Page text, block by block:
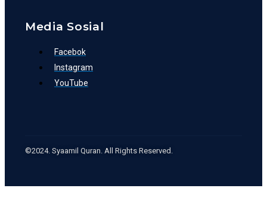
Media Sosial
Facebok
Instagram
YouTube
©2024. Syaamil Quran. All Rights Reserved.